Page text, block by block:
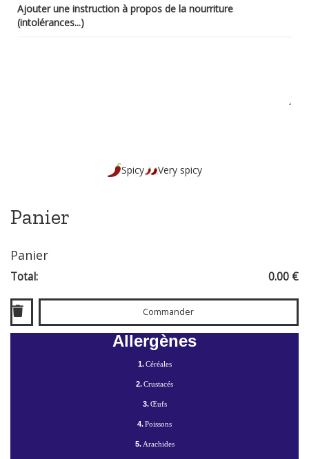
Ajouter une instruction à propos de la nourriture
(intolérances...)
Spicy Very spicy
Panier
Panier
Total: 0.00 €
Commander
Allergènes
1.Céréales
2.Crustacés
3.Œufs
4.Poissons
5. Arachides